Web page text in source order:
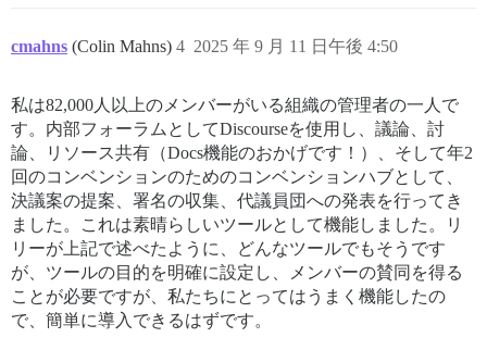
cmahns (Colin Mahns) 2025 年 9 月 11 日午後 4:50
4
私は82,000人以上のメンバーがいる組織の管理者の一人で
す。内部フォーラムとしてDiscourseを使用し、議論、討
論、リソース共有（Docs機能のおかげです！）、そして年2
回のコンベンションのためのコンベンションハブとして、
決議案の提案、署名の収集、代議員団への発表を行ってき
ました。これは素晴らしいツールとして機能しました。リ
リーが上記で述べたように、どんなツールでもそうです
が、ツールの目的を明確に設定し、メンバーの賛同を得る
ことが必要ですが、私たちにとってはうまく機能したの
で、簡単に導入できるはずです。